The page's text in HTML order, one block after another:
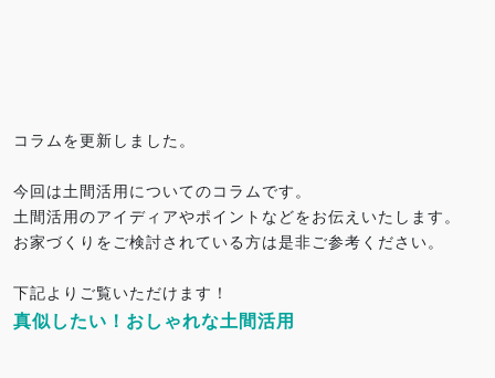
コラムを更新しました。
今回は土間活用についてのコラムです。
土間活用のアイディアやポイントなどをお伝えいたします。
お家づくりをご検討されている方は是非ご参考ください。
下記よりご覧いただけます！
真似したい！おしゃれな土間活用